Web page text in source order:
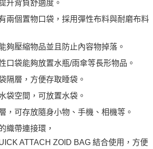
升背負舒適度。
兩個置物口袋，採用彈性布料與耐磨布料
夠壓縮物品並且防止內容物掉落。
口袋能夠放置水瓶/雨傘等長形物品。
隔層，方便存取睡袋。
袋空間，可放置水袋。
，可存放隨身小物、手機、相機等。
織帶連接環，
ATTACH ZOID BAG 結合使用，方便